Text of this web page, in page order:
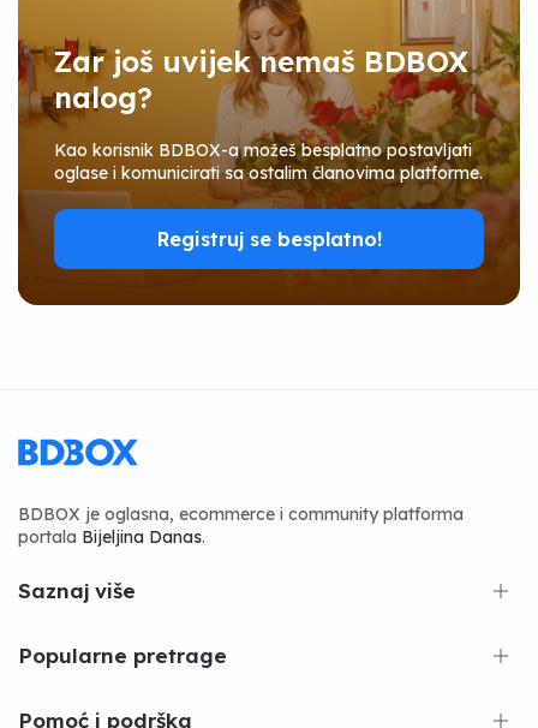
Zar još uvijek nemaš BDBOX
nalog?
Kao korisnik BDBOX-a možeš besplatno postavljati
oglase i komunicirati sa ostalim članovima platforme.
Registruj se besplatno!
BDBOX je oglasna, ecommerce i community platforma
portala Bijeljina Danas.
Saznaj više
Popularne pretrage
Pomoć i podrška